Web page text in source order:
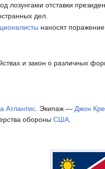
лозунгами отставки
дел.
наносят поражение
и закон о различных
Атлантис . Экипаж — Джон
обороныСША